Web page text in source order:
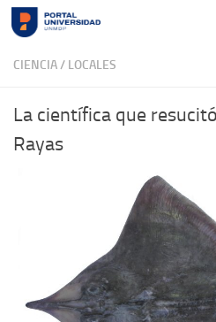
Skip to content
CIENCIA/ LOCALES
La científica que
Rayas